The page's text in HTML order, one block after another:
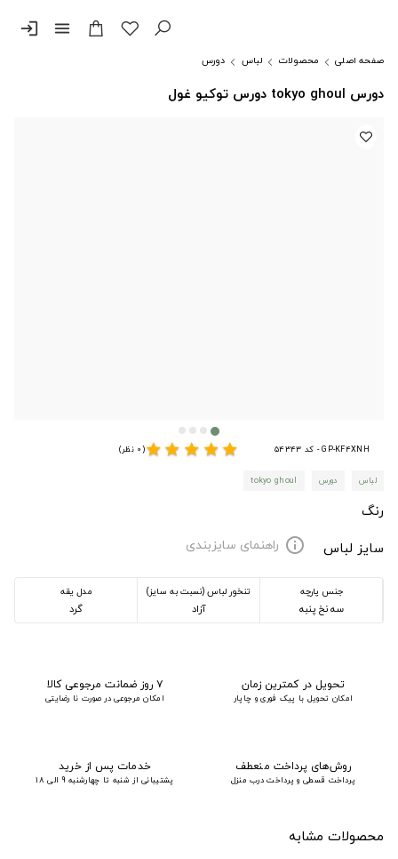
menu
login
صفحه اصلی محصولات لباس دورس
دورس tokyo ghoul دورس توکیو غول
GP-KF4XNH - کد 54343 star
star
star
star
star(0 نظر)
لباس دورس tokyo ghoul
رنگ
سایز لباس
info راهنمای سایزبندی
جنس پارچه
سه نخ پنبه
تنخور لباس (نسبت به سایز)
آزاد
مدل یقه
گرد
تحویل در کمترین زمان
امکان تحویل با پیک فوری و چاپار
۷ روز ضمانت مرجوعی کالا
امکان مرجوعی در صورت نا رضایتی
روش‌های پرداخت منعطف
پرداخت قسطی و پرداخت درب منزل
خدمات پس از خرید
پشتیبانی از شنبه تا چهارشنبه 9 الی 18
محصولات مشابه